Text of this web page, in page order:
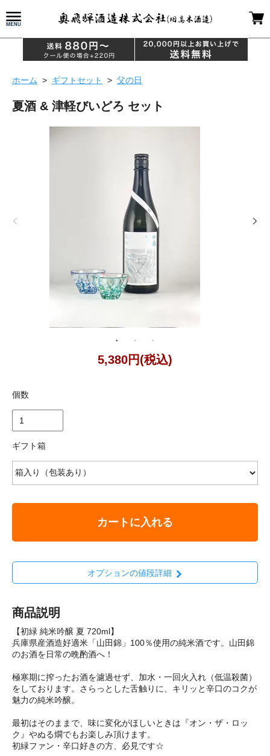
ホーム > ギフトセット > 父の日
夏酒 & 津軽びいどろ セット
5,380円(税込)
個数
ギフト箱
カートに入れる
オプションの値段詳細
商品説明
【初緑 純米吟醸 夏 720ml】
兵庫県産酒造好適米「山田錦」100％使用の純米酒です。山田錦
のお酒を日常の晩酌酒へ！
極寒期に搾ったお酒を濾過せず、加水・一回火入れ（低温殺菌）
をしております。さらっとした舌触りに、キリッと辛口のコクが
魅力の純米吟醸。
最初はそのままで、味に変化がほしいときは『オン・ザ・ロッ
ク』やぬる燗でもお楽しみ頂けます。
初緑ファン・辛口好きの方、必見です☆